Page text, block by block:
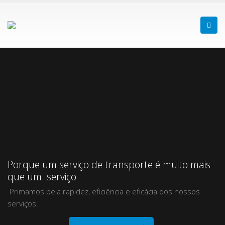
Porque um serviço de transporte é muito mais
que um serviço
Primamos pela rapidez, eficiência e eficácia dos nossos
serviços.